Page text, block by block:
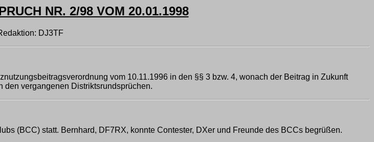
NR. 2/98 VOM 20.01.1998
DJ3TF
vom 10.11.1996 in den §§ 3 bzw. 4, wonach der Beitrag in Zukunft
vergangenen Distriktsrundsprüchen.
(BCC) statt. Bernhard, DF7RX, konnte Contester, DXer und Freunde des BCCs begrüßen.